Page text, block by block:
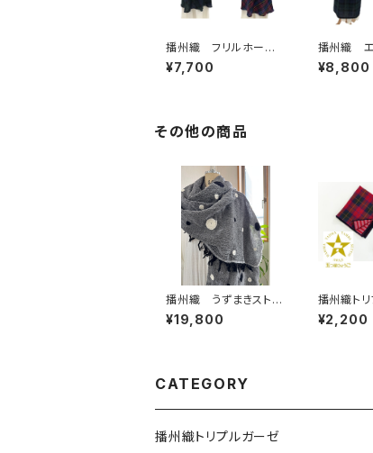
播州織 フリルホーム
ドレス
¥7,700
播州織 エ
ムドレス
¥8,800
その他の商品
播州織 うずまきストー
ル C/#黒
¥19,800
播州織ト
ゼ フェイ
¥2,200
CATEGORY
播州織トリプルガーゼ